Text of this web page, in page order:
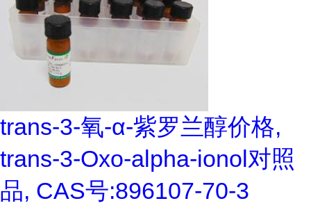
trans-3-氧-α-紫罗兰醇价格,
trans-3-Oxo-alpha-ionol对照
品, CAS号:896107-70-3